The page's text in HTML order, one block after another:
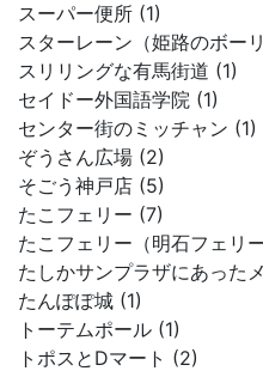
スーパー便所 (1)
スターレーン（姫路のボー
スリリングな有馬街道 (1)
セイドー外国語学院 (1)
センター街のミッチャン (1)
ぞうさん広場 (2)
そごう神戸店 (5)
たこフェリー (7)
たこフェリー（明石フェリ
たしかサンプラザにあった
たんぽぽ城 (1)
トーテムポール (1)
トポスとDマート (2)